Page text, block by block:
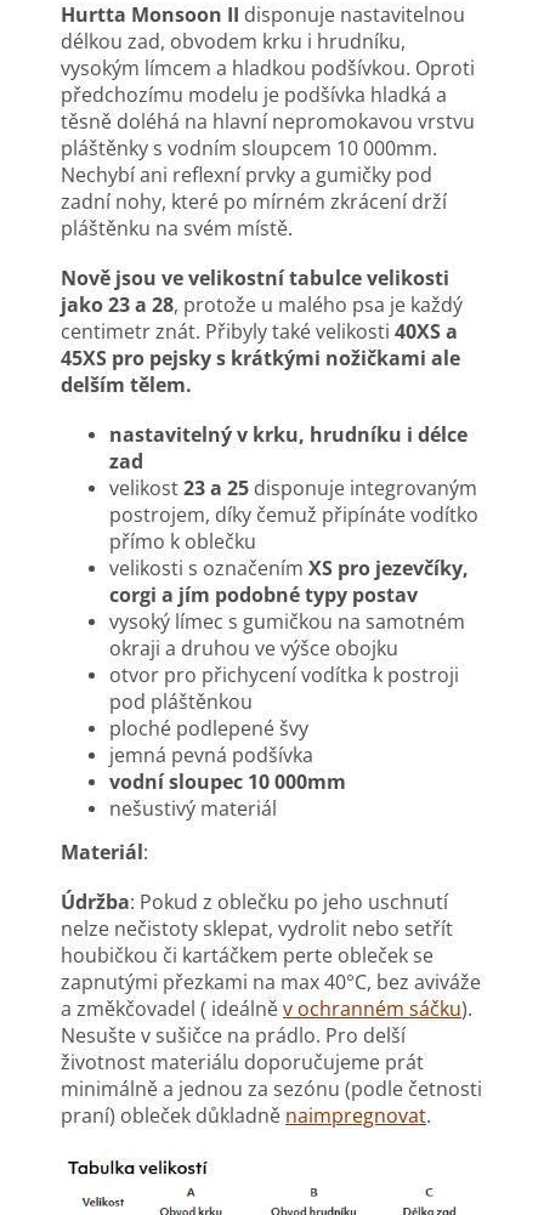
Hurtta Monsoon II disponuje nastavitelnou
délkou zad, obvodem krku i hrudníku,
vysokým límcem a hladkou podšívkou. Oproti
předchozímu modelu je podšívka hladká a
těsně doléhá na hlavní nepromokavou vrstvu
pláštěnky s vodním sloupcem 10 000mm.
Nechybí ani reflexní prvky a gumičky pod
zadní nohy, které po mírném zkrácení drží
pláštěnku na svém místě.
Nově jsou ve velikostní tabulce velikosti
jako 23 a 28, protože u malého psa je každý
centimetr znát. Přibyly také velikosti 40XS a
45XS pro pejsky s krátkými nožičkami ale
delším tělem.
nastavitelný v krku, hrudníku i délce
zad
velikost23 a 25 disponuje integrovaným
postrojem, díky čemuž připínáte vodítko
přímo k oblečku
velikosti s označením XS pro jezevčíky,
corgi a jím podobné typy postav
vysoký límec s gumičkou na samotném
okraji a druhou ve výšce obojku
otvor pro přichycení vodítka k postroji
pod pláštěnkou
ploché podlepené švy
jemná pevná podšívka
vodní sloupec 10 000mm
nešustivý materiál
Materiál:
Údržba: Pokud z oblečku po jeho uschnutí
nelze nečistoty sklepat, vydrolit nebo setřít
houbičkou či kartáčkem perte obleček se
zapnutými přezkami na max 40°C, bez aviváže
a změkčovadel ( ideálněv ochranném sáčku).
Nesušte v sušičce na prádlo. Pro delší
životnost materiálu doporučujeme prát
minimálně a jednou za sezónu (podle četnosti
praní) obleček důkladně naimpregnovat.